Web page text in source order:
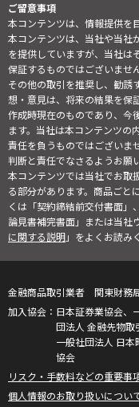
ご留意事項
本コンテンツは、情報提供を
本コンテンツは、当社や当社
を提供していますが、当社は
保証するものではございませ
その他の取引を推奨し、勧誘
想・意見は、将来の結果を保
作成時現在のものであり、今
ます。当社は本コンテンツの
責任を負うものではございま
判断と責任でなさるようお願
本コンテンツでは当社でお取
る部分があります。商品ごと
くは「契約締結前交付書面」
論見書補完書面」または当社
に関する説明」をよくお読み
金融商品取引業者 関東財務
日本証券業協会、
団法人 金融先物取
一般社団法人 日
協会
リスク・手数料などの重要事
個人情報のお取り扱いについ